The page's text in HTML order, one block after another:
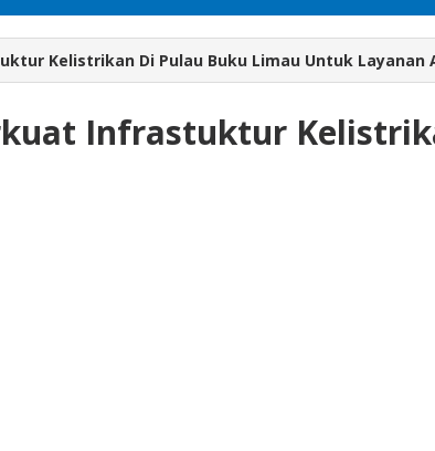
Kelistrikan Di Pulau Buku Limau Untuk Layanan
Infrastuktur